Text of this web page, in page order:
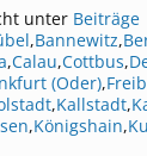
unter Beiträge
,Bannewitz,
,Calau,Cottbus,
(Oder),
,Kallstadt,
,Königshain,